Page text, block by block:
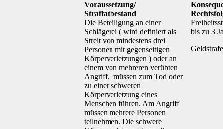
Voraussetzung/
Straftatbestand
Die Beteiligung an einer
Schlägerei ( wird definiert als
Streit von mindestens drei
Personen mit gegenseitigen
Körperverletzungen ) oder an
einem von mehreren verübten
Angriff, müssen zum Tod oder
zu einer schweren
Körperverletzung eines
Menschen führen. Am Angriff
müssen mehrere Personen
teilnehmen. Die schwere
bis zu 3
Geldstrafe